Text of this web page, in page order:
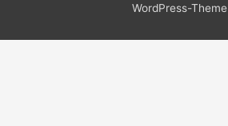
WordPress-Theme